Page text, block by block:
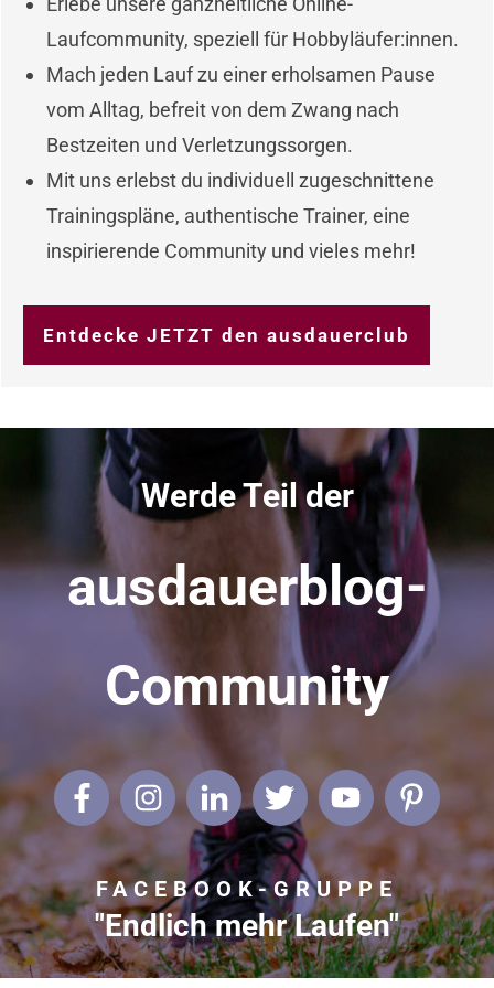
Laufcommunity, speziell für Hobbyläufer:innen.
Mach jeden Lauf zu einer erholsamen Pause
vom Alltag, befreit von dem Zwang nach
Bestzeiten und Verletzungssorgen.
Mit uns erlebst du individuell zugeschnittene
Trainingspläne, authentische Trainer, eine
inspirierende Community und vieles mehr!
Entdecke JETZT den ausdauerclub
Werde Teil der
ausdauerblog-
Community
FACEBOOK-GRUPPE
"Endlich mehr Laufen"